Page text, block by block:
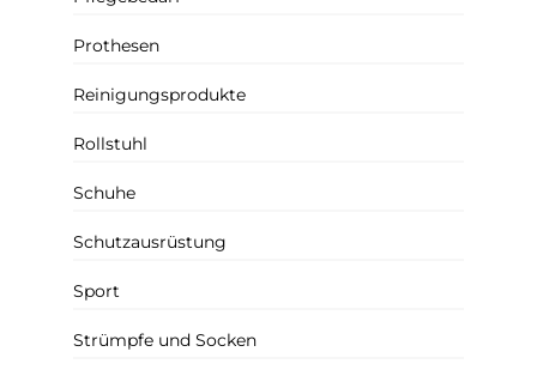
Prothesen
Reinigungsprodukte
Rollstuhl
Schuhe
Schutzausrüstung
Sport
Strümpfe und Socken